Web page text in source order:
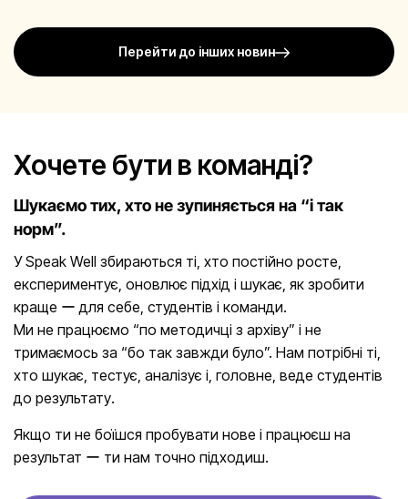
Перейти до інших новин
Хочете бути в команді?
Шукаємо тих, хто не зупиняється на “і так
норм”.
У Speak Well збираються ті, хто постійно росте,
експериментує, оновлює підхід і шукає, як зробити
краще ー для себе, студентів і команди.
Ми не працюємо “по методичці з архіву” і не
тримаємось за “бо так завжди було”. Нам потрібні ті,
хто шукає, тестує, аналізує і, головне, веде студентів
до результату.
Якщо ти не боїшся пробувати нове і працюєш на
результат ー ти нам точно підходиш.